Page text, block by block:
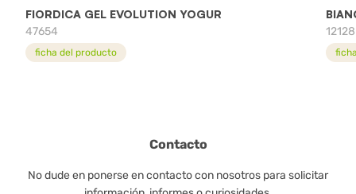
FIORDICA GEL EVOLUTION YOGUR
47654
ficha del producto
12128
Contacto
No dude en ponerse en contacto con nosotros para solicitar